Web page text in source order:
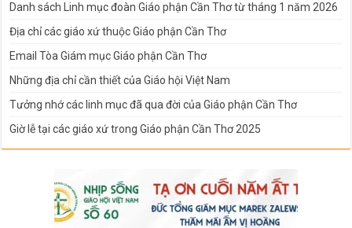
Danh sách Linh mục đoàn Giáo phận Cần Thơ từ tháng 1 năm 2026
Địa chỉ các giáo xứ thuộc Giáo phận Cần Thơ
Email Tòa Giám mục Giáo phận Cần Thơ
Những địa chỉ cần thiết của Giáo hội Việt Nam
Tưởng nhớ các linh mục đã qua đời của Giáo phận Cần Thơ
Giờ lễ tại các giáo xứ trong Giáo phận Cần Thơ 2025